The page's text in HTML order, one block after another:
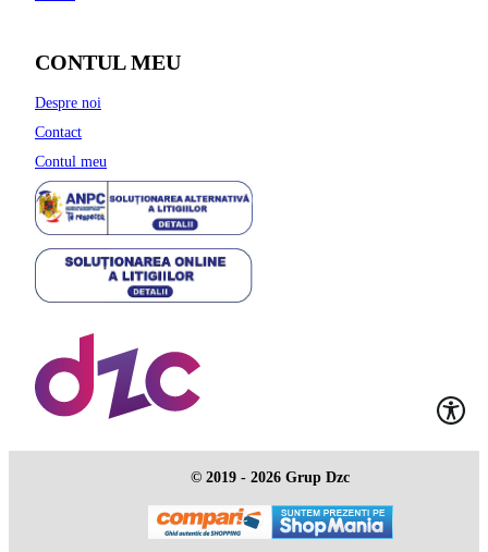
CONTUL MEU
Despre noi
Contact
Contul meu
© 2019 - 2026 Grup Dzc